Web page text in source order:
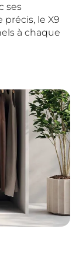
ses
le X9
à chaque